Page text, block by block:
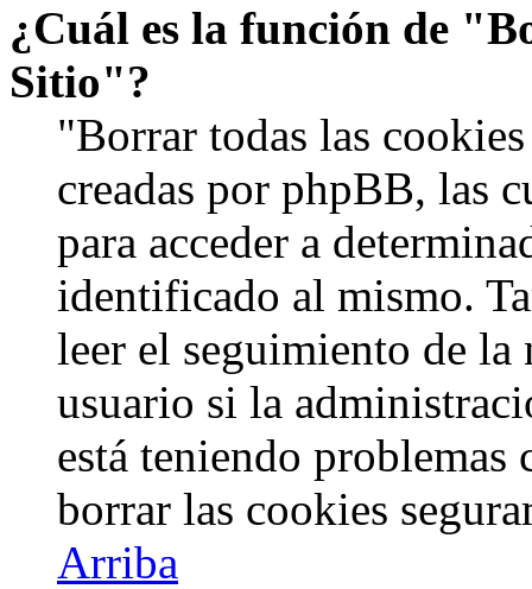
¿Cuál es la función de
Sitio"?
"Borrar todas las
creadas por phpBB, las
para acceder a
identificado al mismo.
leer el seguimiento de
usuario si la
está teniendo
borrar las cookies
Arriba